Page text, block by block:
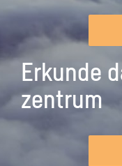
Erkunde
zentrum